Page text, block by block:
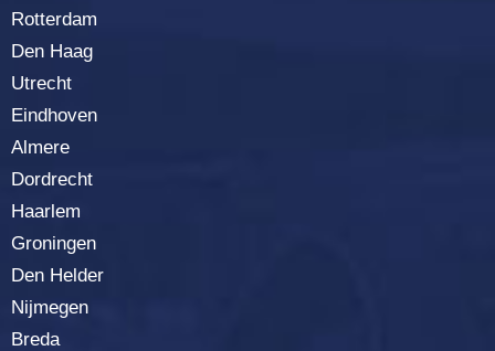
Rotterdam
Den Haag
Utrecht
Eindhoven
Almere
Dordrecht
Haarlem
Groningen
Den Helder
Nijmegen
Breda